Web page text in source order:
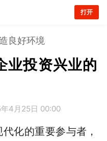
打开
良好环境
业投资兴业的
4月25日 00:00
化的重要参与者，